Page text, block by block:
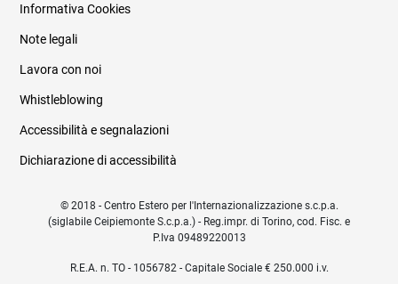
Informativa Cookies
Note legali
Lavora con noi
Whistleblowing
Accessibilità e segnalazioni
Dichiarazione di accessibilità
© 2018 - Centro Estero per l'Internazionalizzazione s.c.p.a.
(siglabile Ceipiemonte S.c.p.a.) - Reg.impr. di Torino, cod. Fisc. e
P.Iva 09489220013
R.E.A. n. TO - 1056782 - Capitale Sociale € 250.000 i.v.